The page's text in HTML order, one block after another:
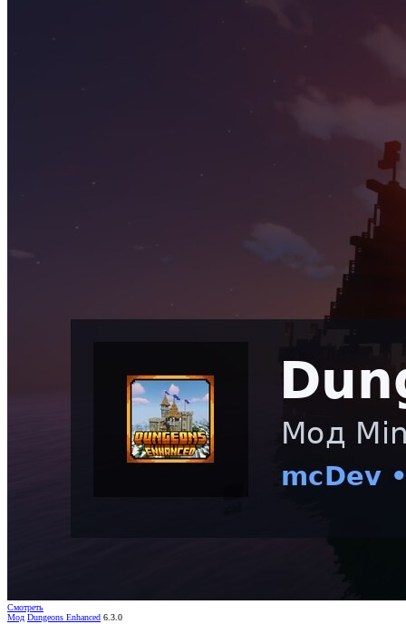
Смотреть
Мод Dungeons Enhanced 6.3.0